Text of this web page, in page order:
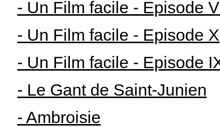
- Un Film facile - Episode
- Un Film facile - Episode X
- Un Film facile - Episode
- Le Gant de Saint-Junien
- Ambroisie